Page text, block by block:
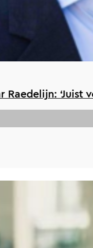
‘Juist